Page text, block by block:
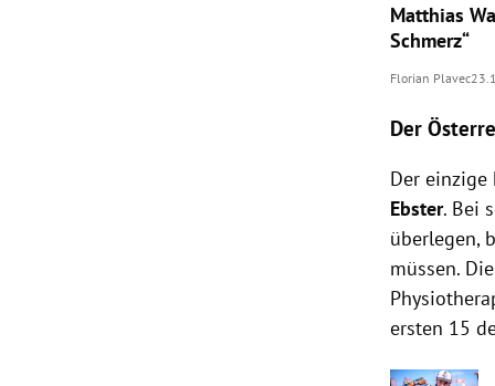
Matthias
Schmerz“
Florian Plavec
Der
Der
Ebster. Bei
überlegen,
müssen.
ersten 15